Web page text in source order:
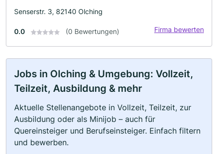
Senserstr. 3, 82140 Olching
0.0 (0 Bewertungen) Firma bewerten
Jobs in Olching & Umgebung: Vollzeit,
Teilzeit, Ausbildung & mehr
Aktuelle Stellenangebote in Vollzeit, Teilzeit, zur
Ausbildung oder als Minijob – auch für
Quereinsteiger und Berufseinsteiger. Einfach filtern
und bewerben.